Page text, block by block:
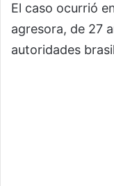
El caso ocurrió
agresora, de 27
autoridades